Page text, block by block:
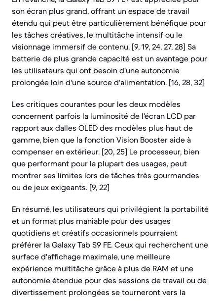
son écran plus grand, offrant un espace de travail
étendu qui peut être particulièrement bénéfique pour
les tâches créatives, le multitâche intensif ou le
visionnage immersif de contenu. [9, 19, 24, 27, 28] Sa
batterie de plus grande capacité est un avantage pour
les utilisateurs qui ont besoin d'une autonomie
prolongée loin d'une source d'alimentation. [16, 28, 32]
Les critiques courantes pour les deux modèles
concernent parfois la luminosité de l'écran LCD par
rapport aux dalles OLED des modèles plus haut de
gamme, bien que la fonction Vision Booster aide à
compenser en extérieur. [20, 25] Le processeur, bien
que performant pour la plupart des usages, peut
montrer ses limites lors de tâches très gourmandes
ou de jeux exigeants. [9, 22]
En résumé, les utilisateurs qui privilégient la portabilité
et un format plus maniable pour des usages
quotidiens et créatifs occasionnels pourraient
préférer la Galaxy Tab S9 FE. Ceux qui recherchent une
surface d'affichage maximale, une meilleure
expérience multitâche grâce à plus de RAM et une
autonomie étendue pour des sessions de travail ou de
divertissement prolongées se tourneront vers la